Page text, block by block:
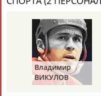
Камалудин
АБДУЛДАУДОВ
Абдула
ЕЩЁ
Владимир
ВИКУЛОВ